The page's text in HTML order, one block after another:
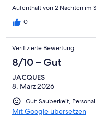
Aufenthalt von 2 Nächten im
0
Verifizierte Bewertung
8/10 – Gut
JACQUES
8. März 2026
Gut: Sauberkeit,
Mit Google übersetzen